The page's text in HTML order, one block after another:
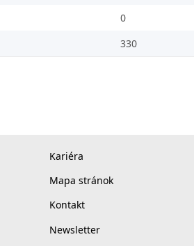
0
330
Kariéra
Mapa stránok
Kontakt
Newsletter